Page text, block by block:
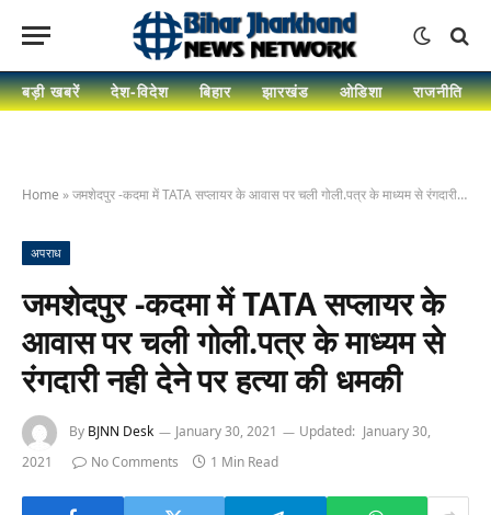
बड़ी खबरें देश-विदेश बिहार झारखंड ओडिशा राजनीति
Home »जमशेदपुर -कदमा में TATA सप्लायर के आवास पर चली गोली.पत्र के माध्यम से रंगदारी नही देने पर हत्या की धमकी
अपराध
जमशेदपुर -कदमा में TATA सप्लायर के
आवास पर चली गोली.पत्र के माध्यम से
रंगदारी नही देने पर हत्या की धमकी
By BJNN Desk January 30, 2021 Updated: January 30,
2021
No Comments 1 Min Read